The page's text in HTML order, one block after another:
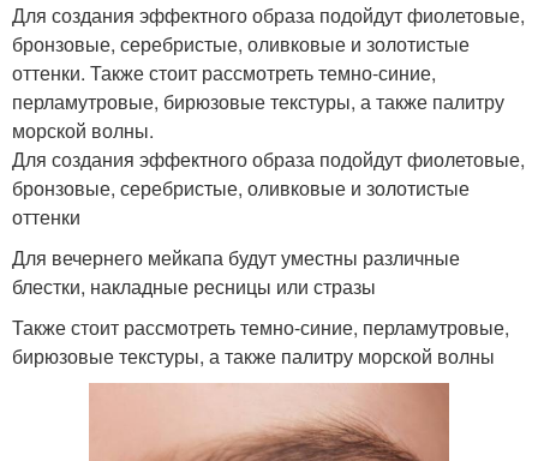
Для создания эффектного образа подойдут фиолетовые,
бронзовые, серебристые, оливковые и золотистые
оттенки. Также стоит рассмотреть темно-синие,
перламутровые, бирюзовые текстуры, а также палитру
морской волны.
Для создания эффектного образа подойдут фиолетовые,
бронзовые, серебристые, оливковые и золотистые
оттенки
Для вечернего мейкапа будут уместны различные
блестки, накладные ресницы или стразы
Также стоит рассмотреть темно-синие, перламутровые,
бирюзовые текстуры, а также палитру морской волны